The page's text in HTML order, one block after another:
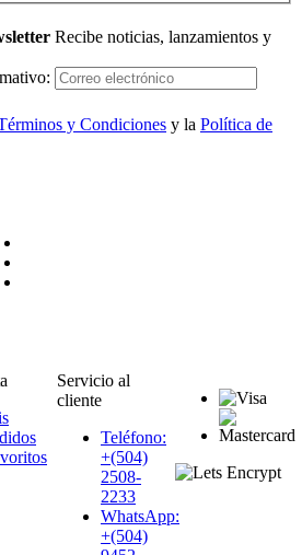
Recibe noticias, lanzamientos y
y Condiciones y la Política de
Servicio al
cliente
Teléfono:
+(504)
2508-
2233
WhatsApp:
+(504)